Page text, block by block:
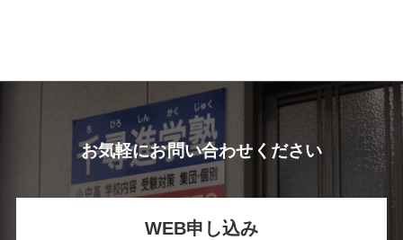
お気軽にお問い合わせください
WEB申し込み